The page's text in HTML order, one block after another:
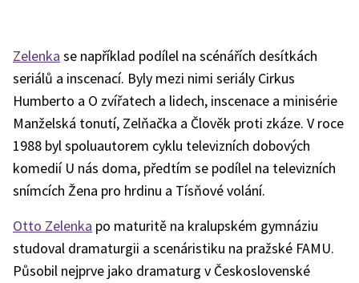
Zelenka se například podílel na scénářích desítkách
seriálů a inscenací. Byly mezi nimi seriály Cirkus
Humberto a O zvířatech a lidech, inscenace a minisérie
Manželská tonutí, Zelňačka a Člověk proti zkáze. V roce
1988 byl spoluautorem cyklu televizních dobových
komedií U nás doma, předtím se podílel na televizních
snímcích Žena pro hrdinu a Tísňové volání.
Otto Zelenka po maturitě na kralupském gymnáziu
studoval dramaturgii a scenáristiku na pražské FAMU.
Působil nejprve jako dramaturg v Československé